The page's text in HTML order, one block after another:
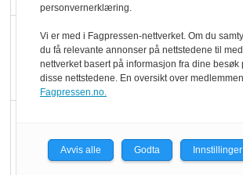
KBS-
endring:
i dagligvare
personvernerklæring.
Vi er med i Fagpressen-nettverket. Om du
du få relevante annonser på nettstedene til
nettverket basert på informasjon fra dine besøk
disse nettstedene. En oversikt over
Fagpressen.no.
Avvis alle Godta Innstillinger